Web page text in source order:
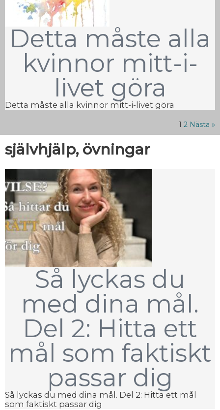
Detta måste alla
kvinnor mitt-i-
livet göra
Detta måste alla kvinnor mitt-i-livet göra
1 2 Nästa »
självhjälp, övningar
Så lyckas du
med dina mål.
Del 2: Hitta ett
mål som faktiskt
passar dig
Så lyckas du med dina mål. Del 2: Hitta ett mål
som faktiskt passar dig